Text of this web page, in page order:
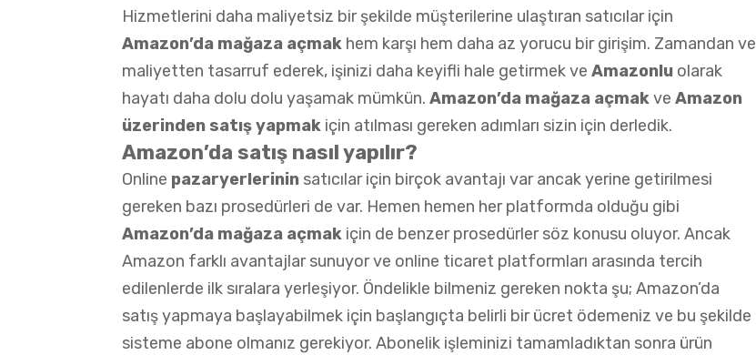
Hizmetlerini daha maliyetsiz bir şekilde müşterilerine ulaştıran satıcılar için
Amazon’da mağaza açmak hem karşı hem daha az yorucu bir girişim. Zamandan ve
maliyetten tasarruf ederek, işinizi daha keyifli hale getirmek veAmazonlu olarak
hayatı daha dolu dolu yaşamak mümkün.Amazon’da mağaza açmakveAmazon
üzerinden satış yapmak için atılması gereken adımları sizin için derledik.
Amazon’da satış nasıl yapılır?
Online pazaryerlerinin satıcılar için birçok avantajı var ancak yerine getirilmesi
gereken bazı prosedürleri de var. Hemen hemen her platformda olduğu gibi
Amazon’da mağaza açmak için de benzer prosedürler söz konusu oluyor. Ancak
Amazon farklı avantajlar sunuyor ve online ticaret platformları arasında tercih
edilenlerde ilk sıralara yerleşiyor. Öndelikle bilmeniz gereken nokta şu; Amazon’da
satış yapmaya başlayabilmek için başlangıçta belirli bir ücret ödemeniz ve bu şekilde
sisteme abone olmanız gerekiyor. Abonelik işleminizi tamamladıktan sonra ürün